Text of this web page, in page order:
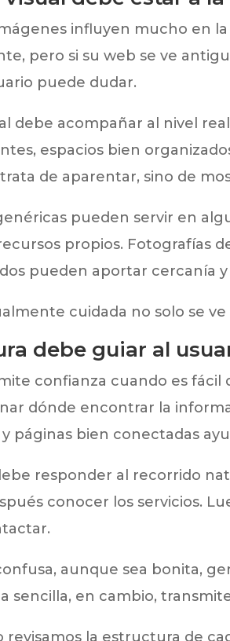
influyen mucho en
pero si su web se ve
puede dudar.
debe acompañar al nivel
espacios bien
de aparentar, sino de
pueden servir en
propios. Fotografías
pueden aportar cercanía
cuidada no solo se
debe guiar al
confianza cuando es
dónde encontrar la
páginas bien conectadas
responder al recorrido
conocer los servicios.
aunque sea bonita,
sencilla, en cambio,
revisamos la estructura de